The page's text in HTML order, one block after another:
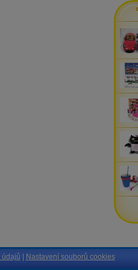
údajů Nastavení souborů cookies